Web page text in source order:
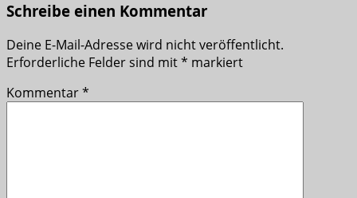
Schreibe einen Kommentar
Deine E-Mail-Adresse wird nicht veröffentlicht.
Erforderliche Felder sind mit* markiert
Kommentar*